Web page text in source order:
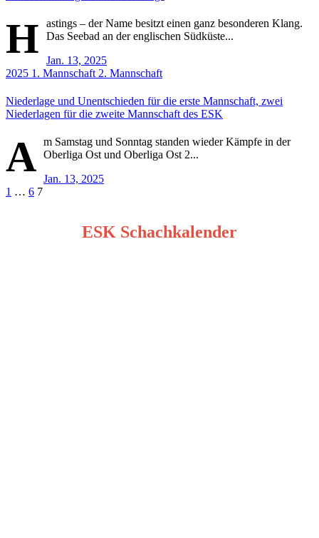
H
astings – der Name besitzt einen ganz besonderen Klang.
Das Seebad an der englischen Südküste...
Jan. 13, 2025
2025 1. Mannschaft 2. Mannschaft
Niederlage und Unentschieden für die erste Mannschaft, zwei
Niederlagen für die zweite Mannschaft des ESK
A m Samstag und Sonntag standen wieder Kämpfe in der
Oberliga Ost und Oberliga Ost 2...
Jan. 13, 2025
Seitennummerierung
1 … 6 7
ESK Schachkalender